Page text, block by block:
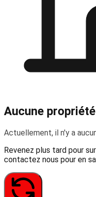
Aucune
Actuellement, il n'y a
Revenez plus tard pour
contactez nous pour en